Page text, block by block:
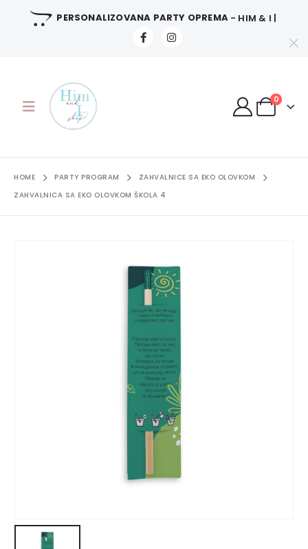
PERSONALIZOVANA PARTY OPREMA - HIM & I |
0
HOME PARTY PROGRAM
ZAHVALNICE SA EKO OLOVKOM
ZAHVALNICA SA EKO OLOVKOM ŠKOLA 4